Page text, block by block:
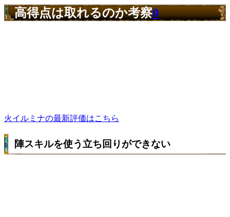
高得点は取れるのか考察0
火イルミナの最新評価はこちら
陣スキルを使う立ち回りができない